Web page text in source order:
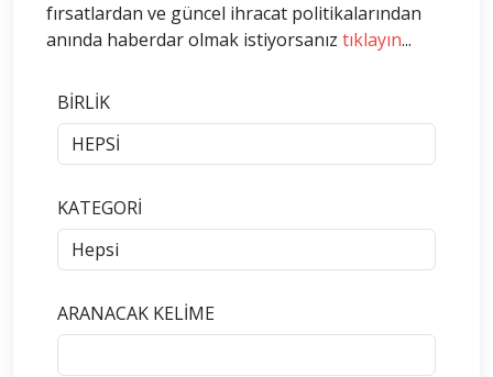
fırsatlardan ve güncel ihracat politikalarından
anında haberdar olmak istiyorsanız tıklayın...
BİRLİK
KATEGORİ
ARANACAK KELİME